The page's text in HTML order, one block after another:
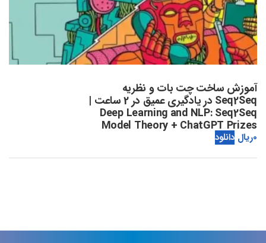
آموزش ساخت چت بات و نظریه
Seq2Seq در یادگیری عمیق در 2 ساعت |
Deep Learning and NLP: Seq2Seq
Model Theory + ChatGPT Prizes
0ریال دانلود